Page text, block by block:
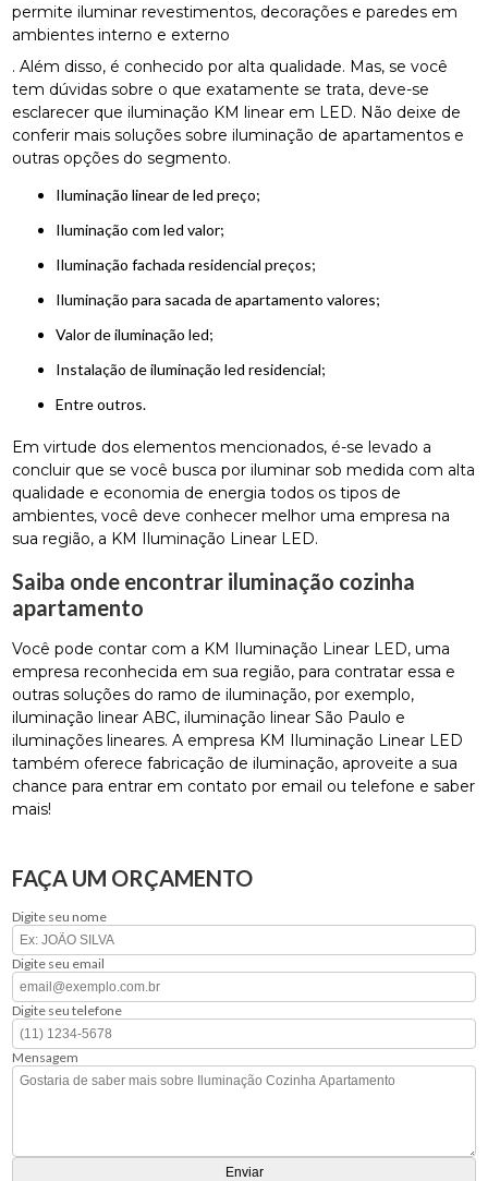
permite iluminar revestimentos, decorações e paredes em
ambientes interno e externo
. Além disso, é conhecido por alta qualidade. Mas, se você
tem dúvidas sobre o que exatamente se trata, deve-se
esclarecer que iluminação KM linear em LED. Não deixe de
conferir mais soluções sobre iluminação de apartamentos e
outras opções do segmento.
iluminação linear de led preço;
iluminação com led valor;
iluminação fachada residencial preços;
iluminação para sacada de apartamento valores;
valor de iluminação led;
instalação de iluminação led residencial;
entre outros.
Em virtude dos elementos mencionados, é-se levado a
concluir que se você busca por iluminar sob medida com alta
qualidade e economia de energia todos os tipos de
ambientes, você deve conhecer melhor uma empresa na
sua região, a KM Iluminação Linear LED.
Saiba onde encontrar iluminação cozinha
apartamento
Você pode contar com a KM Iluminação Linear LED, uma
empresa reconhecida em sua região, para contratar essa e
outras soluções do ramo de iluminação, por exemplo,
iluminação linear ABC, iluminação linear São Paulo e
iluminações lineares. A empresa KM Iluminação Linear LED
também oferece fabricação de iluminação, aproveite a sua
chance para entrar em contato por email ou telefone e saber
mais!
FAÇA UM ORÇAMENTO
Digite seu nome
Digite seu email
Digite seu telefone
Mensagem